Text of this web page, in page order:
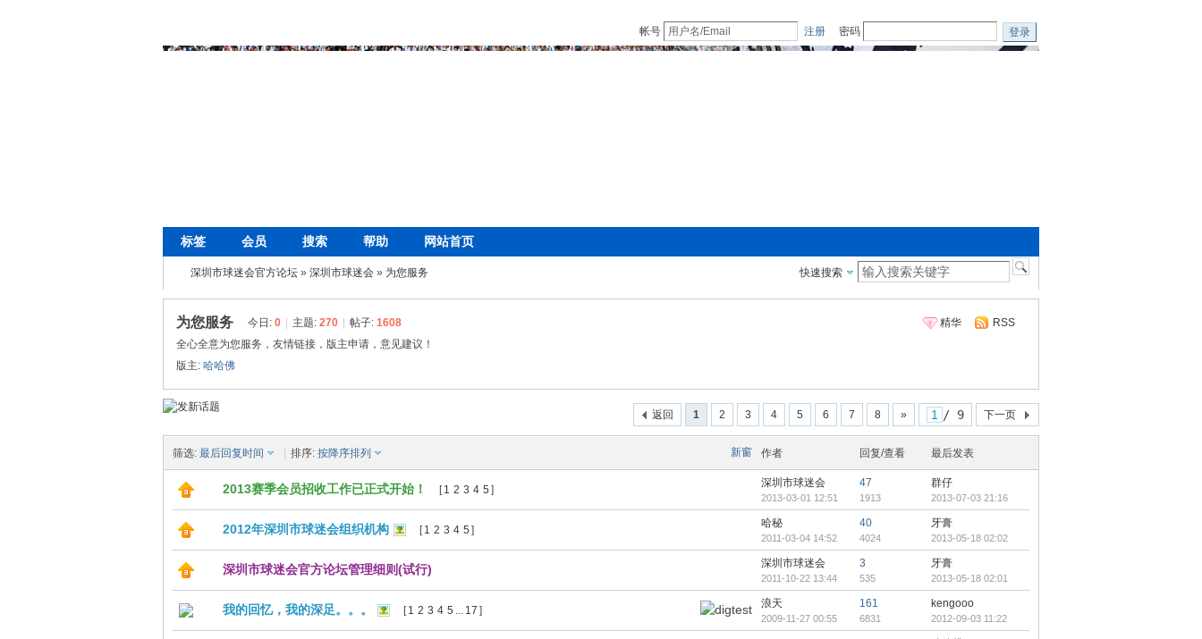
帐号 注册 密码 登录
标签 会员 搜索 帮助 网站首页
快速搜索
深圳市球迷会官方论坛 » 深圳市球迷会 » 为您服务
精华 RSS
为您服务 今日: 0 | 主题: 270 | 帖子: 1608
全心全意为您服务，友情链接，版主申请，意见建议！
版主: 哈哈佛
返回 1 2 3 4 5 6 7 8 » / 9 下一页
新窗
筛选: 最后回复时间 | 排序: 按降序排列 作者 回复/查看 最后发表
2013赛季会员招收工作已正式开始！ [ 1 2 3 4 5 ]
深圳市球迷会
2013-03-01 12:51
47
1913
群仔
2013-07-03 21:16
2012年深圳市球迷会组织机构 [ 1 2 3 4 5 ]
哈秘
2011-03-04 14:52
40
4024
牙膏
2013-05-18 02:02
深圳市球迷会官方论坛管理细则(试行) 深圳市球迷会
2011-10-22 13:44
3
535
牙膏
2013-05-18 02:01
我的回忆，我的深足。。。 [ 1 2 3 4 5 ... 17 ]
浪天
2009-11-27 00:55
161
6831
kengooo
2012-09-03 11:22